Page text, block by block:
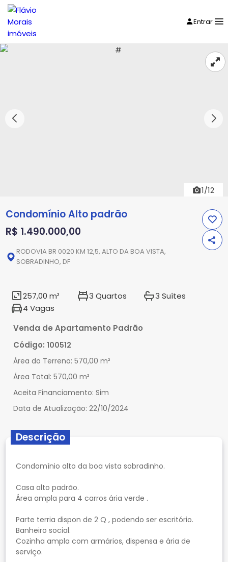
Entrar
1/12
Condomínio Alto padrão
R$ 1.490.000,00
RODOVIA BR 0020 KM 12,5, ALTO DA BOA VISTA,
SOBRADINHO, DF
257,00 m² 3 Quartos
3 Suítes
4 Vagas
Venda de Apartamento Padrão
Código: 100512
Área do Terreno: 570,00 m²
Área Total: 570,00 m²
Aceita Financiamento: Sim
Data de Atualização: 22/10/2024
Descrição
Condomínio alto da boa vista sobradinho.
Casa alto padrão.
Área ampla para 4 carros ária verde .
Parte terria dispon de 2 Q , podendo ser escritório.
Banheiro social.
Cozinha ampla com armários, dispensa e ária de
serviço.